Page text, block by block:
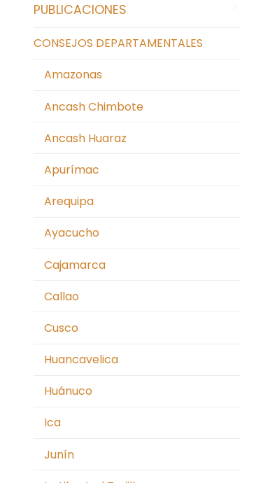
PUBLICACIONES
CONSEJOS DEPARTAMENTALES
Amazonas
Ancash Chimbote
Ancash Huaraz
Apurímac
Arequipa
Ayacucho
Cajamarca
Callao
Cusco
Huancavelica
Huánuco
Ica
Junín